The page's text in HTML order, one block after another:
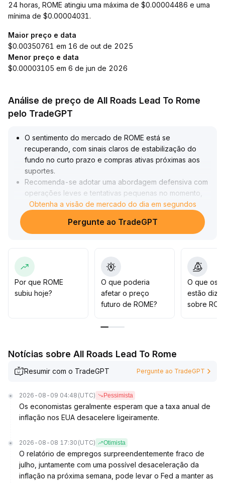
24 horas, ROME atingiu uma máxima de $0.00004486 e uma
mínima de $0.00004031.
Maior preço e data
$0.00350761 em 16 de out de 2025
Menor preço e data
$0.00003105 em 6 de jun de 2026
Análise de preço de All Roads Lead To Rome
pelo TradeGPT
O sentimento do mercado de ROME está se
recuperando, com sinais claros de estabilização do
fundo no curto prazo e compras ativas próximas aos
suportes.
Recomenda-se adotar uma abordagem defensiva com
operações leves e tentativas pequenas no momento,
aumentando as posições conforme o volume cresce e
ultrapassa o intervalo de consolidação
No médio e longo prazo, múltiplas validações de dados
alta sustentável
A estratégia geral deve focar em compras fracionadas
e rigoroso controle de risco, monitorando a dinâmica
de volume e preço do mercado, bem como mudanças
no apetite ao risco, evitando posições grandes antes
Obtenha a visão de mercado do dia em segundos
Pergunte ao TradeGPT
Por que ROME
subiu hoje?
O que poderia
afetar o preço
futuro de ROME?
O que os
estão
sobre
Notícias sobre All Roads Lead To Rome
Resumir com o TradeGPT Pergunte ao TradeGPT
2026-08-09 04:48 (UTC) Pessimista
Os economistas geralmente esperam que a taxa anual de
inflação nos EUA desacelere ligeiramente.
2026-08-08 17:30 (UTC) Otimista
O relatório de empregos surpreendentemente fraco de
julho, juntamente com uma possível desaceleração da
inflação na próxima semana, pode levar o Fed a manter as